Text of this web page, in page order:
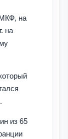
на
на
из 65